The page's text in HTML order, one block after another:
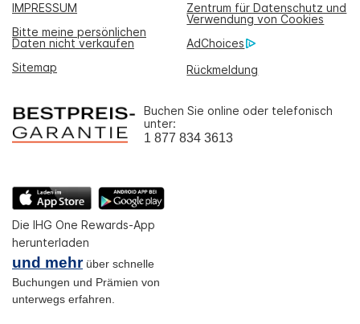
IMPRESSUM
Zentrum für Datenschutz und
Verwendung von Cookies
Bitte meine persönlichen
Daten nicht verkaufen
AdChoices
Sitemap
Rückmeldung
Buchen Sie online oder telefonisch
unter:
1 877 834 3613
Die IHG One Rewards-App
herunterladen
und mehrüber schnelle
Buchungen und Prämien von
unterwegs erfahren.